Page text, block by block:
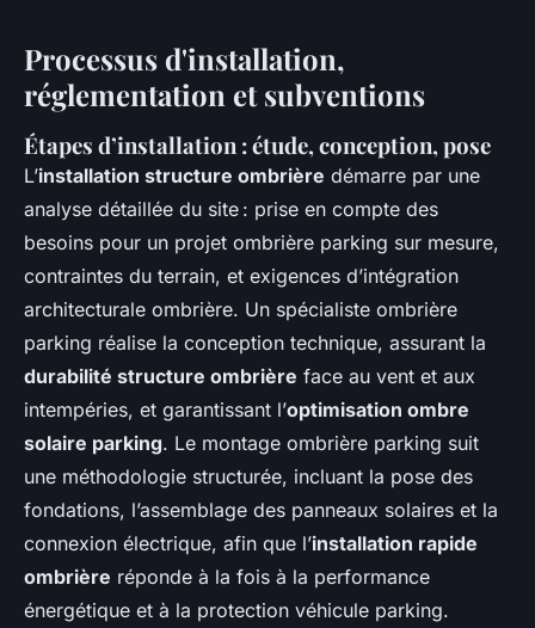
Processus d'installation,
réglementation et subventions
Étapes d’installation : étude, conception, pose
L’installation structure ombrière démarre par une
analyse détaillée du site : prise en compte des
besoins pour un projet ombrière parking sur mesure,
contraintes du terrain, et exigences d’intégration
architecturale ombrière. Un spécialiste ombrière
parking réalise la conception technique, assurant la
durabilité structure ombrière face au vent et aux
intempéries, et garantissant l’optimisation ombre
solaire parking. Le montage ombrière parking suit
une méthodologie structurée, incluant la pose des
fondations, l’assemblage des panneaux solaires et la
connexion électrique, afin que l’installation rapide
ombrière réponde à la fois à la performance
énergétique et à la protection véhicule parking.